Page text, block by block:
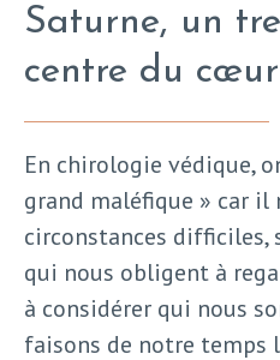
Saturne, un
centre du cœur
En chirologie védique,
grand maléfique » car il
circonstances difficiles,
qui nous obligent à
à considérer qui nous
faisons de notre temps